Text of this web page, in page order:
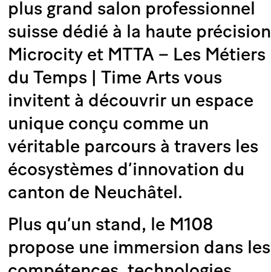
plus grand salon professionnel
suisse dédié à la haute
Microcity et MTTA – Les Métiers
du Temps | Time Arts vous
invitent à découvrir un espace
unique conçu comme un
véritable parcours à travers les
écosystèmes d’innovation du
canton de Neuchâtel.
Plus qu’un stand, le M108
propose une immersion dans les